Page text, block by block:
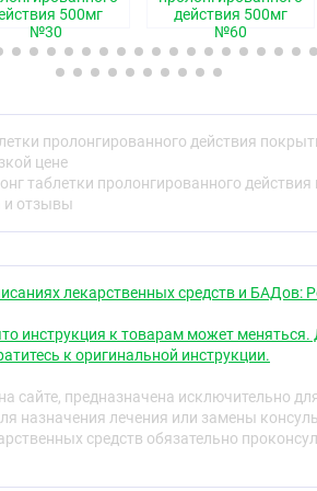
оболочкой, светло-голубого
1000 ;мг), продолговатой
на одной стороне. На поперечном
цвета (для дозировки 850
группа
для перорального применения
действием,
и в связи с этим не
периферических рецепторов к
Снижает выработку глюкозы
и гликогенолиза. Задерживает
500мг
№30
действия 500мг
№60
пролонгированного действия
цене
таблетки пролонгированного
и отзывы
лекарственных средств и БАДов:
инструкция к товарам может меняться.
к оригинальной инструкции.
сайте, предназначена исключительно
назначения лечения или замены
средств обязательно